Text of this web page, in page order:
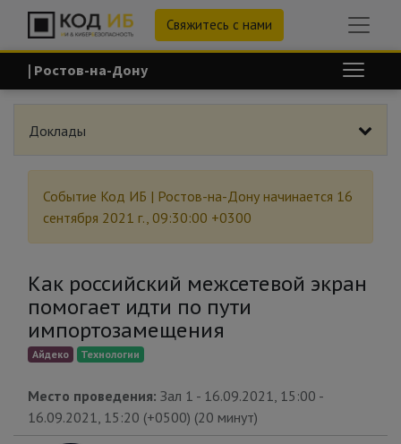
Свяжитесь с нами
| Ростов-на-Дону
Доклады
Событие Код ИБ | Ростов-на-Дону начинается 16
сентября 2021 г., 09:30:00 +0300
Как российский межсетевой экран
помогает идти по пути
импортозамещения
Айдеко Технологии
Место проведения: Зал 1 - 16.09.2021, 15:00 -
16.09.2021, 15:20 (+0500) (20 минут)